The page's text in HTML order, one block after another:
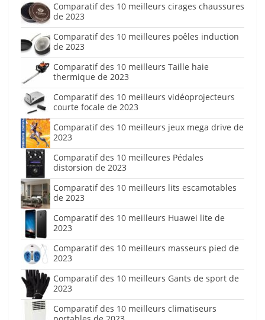
Comparatif des 10 meilleurs cirages chaussures
de 2023
Comparatif des 10 meilleures poêles induction
de 2023
Comparatif des 10 meilleurs Taille haie
thermique de 2023
Comparatif des 10 meilleurs vidéoprojecteurs
courte focale de 2023
Comparatif des 10 meilleurs jeux mega drive de
2023
Comparatif des 10 meilleures Pédales
distorsion de 2023
Comparatif des 10 meilleurs lits escamotables
de 2023
Comparatif des 10 meilleurs Huawei lite de
2023
Comparatif des 10 meilleurs masseurs pied de
2023
Comparatif des 10 meilleurs Gants de sport de
2023
Comparatif des 10 meilleurs climatiseurs